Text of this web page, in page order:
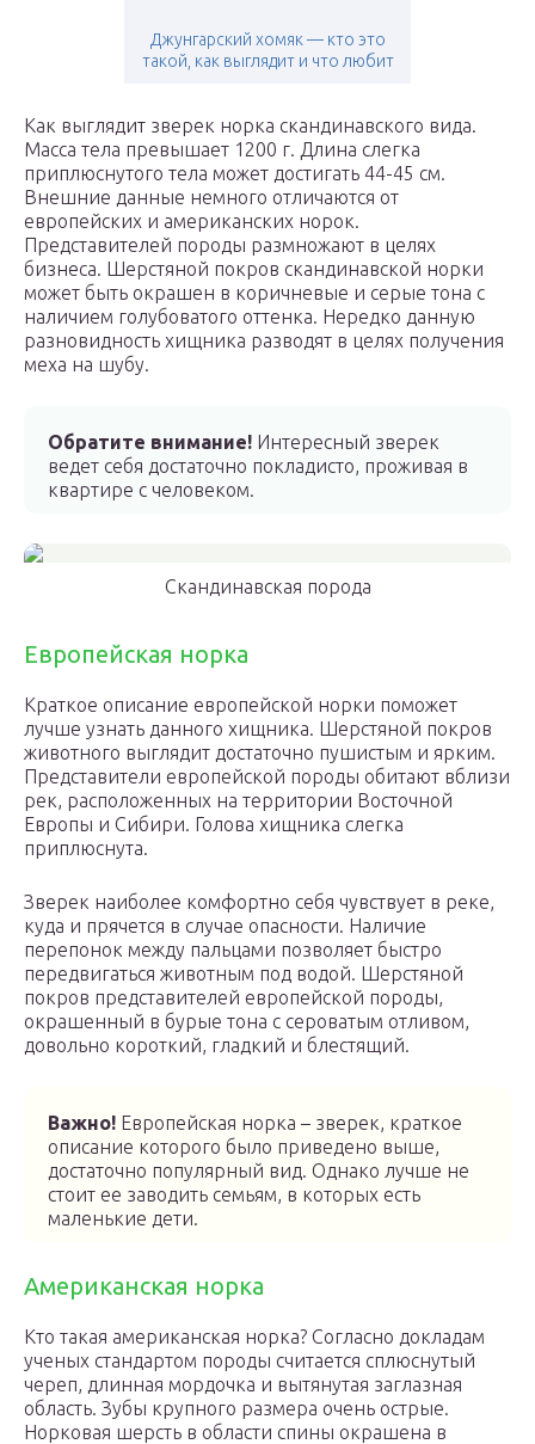
Джунгарский хомяк — кто это
такой, как выглядит и что любит
Как выглядит зверек норка скандинавского вида.
Масса тела превышает 1200 г. Длина слегка
приплюснутого тела может достигать 44-45 см.
Внешние данные немного отличаются от
европейских и американских норок.
Представителей породы размножают в целях
бизнеса. Шерстяной покров скандинавской норки
может быть окрашен в коричневые и серые тона с
наличием голубоватого оттенка. Нередко данную
разновидность хищника разводят в целях получения
меха на шубу.
Обратите внимание! Интересный зверек
ведет себя достаточно покладисто, проживая в
квартире с человеком.
Скандинавская порода
Европейская норка
Краткое описание европейской норки поможет
лучше узнать данного хищника. Шерстяной покров
животного выглядит достаточно пушистым и ярким.
Представители европейской породы обитают вблизи
рек, расположенных на территории Восточной
Европы и Сибири. Голова хищника слегка
приплюснута.
Зверек наиболее комфортно себя чувствует в реке,
куда и прячется в случае опасности. Наличие
перепонок между пальцами позволяет быстро
передвигаться животным под водой. Шерстяной
покров представителей европейской породы,
окрашенный в бурые тона с сероватым отливом,
довольно короткий, гладкий и блестящий.
Важно! Европейская норка – зверек, краткое
описание которого было приведено выше,
достаточно популярный вид. Однако лучше не
стоит ее заводить семьям, в которых есть
маленькие дети.
Американская норка
Кто такая американская норка? Согласно докладам
ученых стандартом породы считается сплюснутый
череп, длинная мордочка и вытянутая заглазная
область. Зубы крупного размера очень острые.
Норковая шерсть в области спины окрашена в